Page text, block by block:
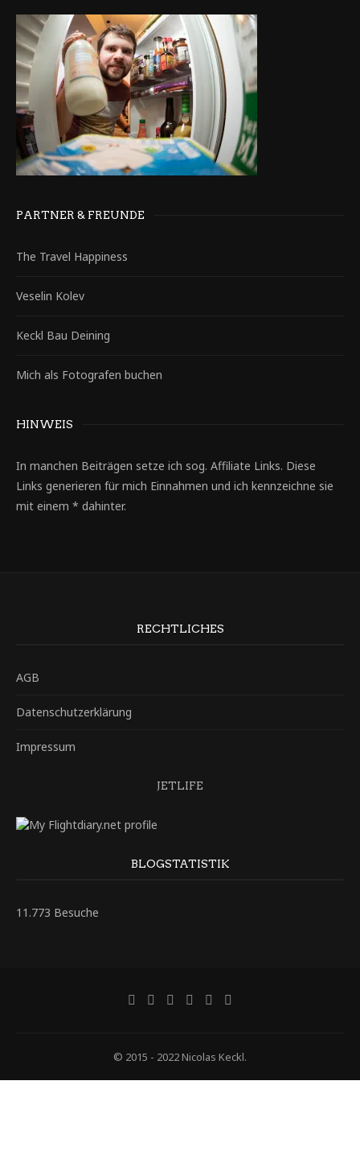
PARTNER & FREUNDE
The Travel Happiness
Veselin Kolev
Keckl Bau Deining
Mich als Fotografen buchen
HINWEIS
In manchen Beiträgen setze ich sog. Affiliate Links. Diese
Links generieren für mich Einnahmen und ich kennzeichne sie
mit einem * dahinter.
RECHTLICHES
AGB
Datenschutzerklärung
Impressum
JETLIFE
BLOGSTATISTIK
11.773 Besuche
© 2015 - 2022 Nicolas Keckl.